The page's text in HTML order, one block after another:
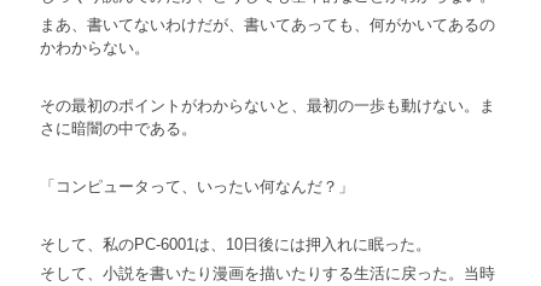
まあ、書いてないわけだが、書いてあっても、何がかいてあるの
かわからない。
その最初のポイントがわからないと、最初の一歩も動けない。ま
さに暗闇の中である。
「コンピュータって、いったい何なんだ？」
そして、私のPC-6001は、10日後には押入れに眠った。
そして、小説を書いたり漫画を描いたりする生活に戻った。当時